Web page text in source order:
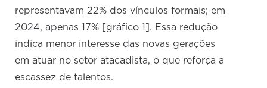
representavam 22% dos vínculos formais; em
2024, apenas 17% [gráfico 1]. Essa redução
indica menor interesse das novas gerações
em atuar no setor atacadista, o que reforça a
escassez de talentos.